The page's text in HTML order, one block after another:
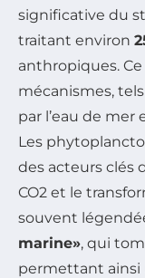
significative du
traitant environ
anthropiques.
mécanismes,
par l’eau de mer
Les
des acteurs clés
CO2 et le
souvent
marine», qui
permettant ainsi